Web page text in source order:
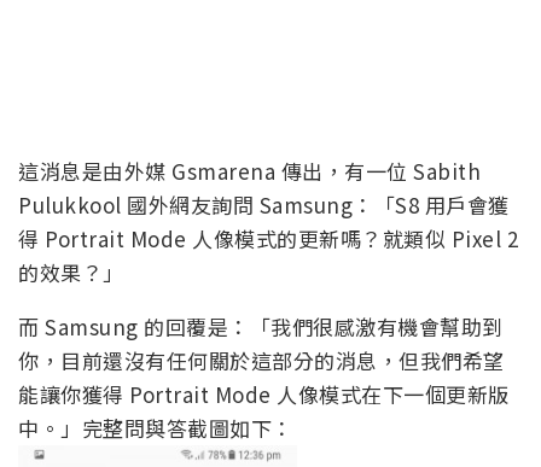
這消息是由外媒 Gsmarena 傳出，有一位 Sabith
Pulukkool 國外網友詢問 Samsung：「S8 用戶會獲
得 Portrait Mode 人像模式的更新嗎？就類似 Pixel 2
的效果？」
而 Samsung 的回覆是：「我們很感激有機會幫助到
你，目前還沒有任何關於這部分的消息，但我們希望
能讓你獲得 Portrait Mode 人像模式在下一個更新版
中。」完整問與答截圖如下：